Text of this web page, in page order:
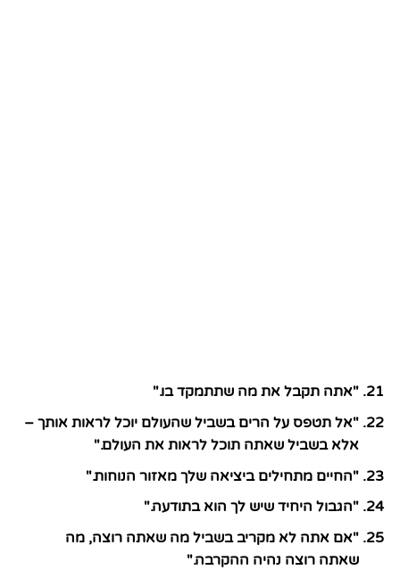
"אתה תקבל את מה שתתמקד בו."
"אל תטפס על הרים בשביל שהעולם יוכל לראות אותך –
אלא בשביל שאתה תוכל לראות את העולם."
"החיים מתחילים ביציאה שלך מאזור הנוחות."
"הגבול היחיד שיש לך הוא בתודעה."
"אם אתה לא מקריב בשביל מה שאתה רוצה, מה
שאתה רוצה נהיה ההקרבה."